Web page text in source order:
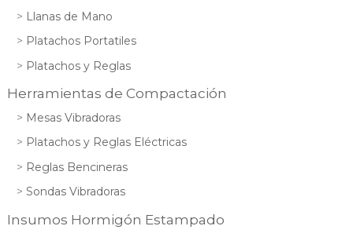
Llanas de Mano
Platachos Portatiles
Platachos y Reglas
Herramientas de Compactación
Mesas Vibradoras
Platachos y Reglas Eléctricas
Reglas Bencineras
Sondas Vibradoras
Insumos Hormigón Estampado